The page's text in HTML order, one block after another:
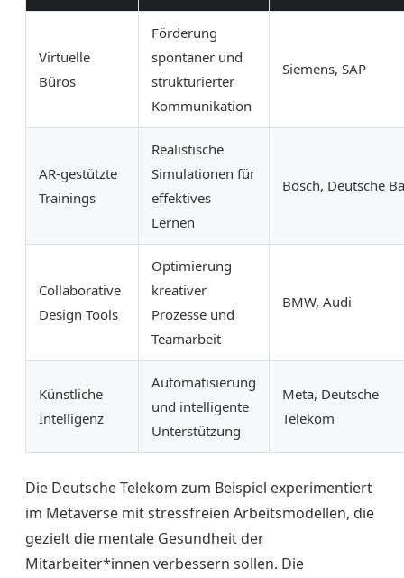
Virtuelle
Büros
Förderung
spontaner und
strukturierter
Kommunikation
Siemens, SAP
AR-gestützte
Trainings
Realistische
Simulationen für
effektives
Lernen
Bosch, Deutsche
Collaborative
Design Tools
Optimierung
kreativer
Prozesse und
Teamarbeit
BMW, Audi
Künstliche
Intelligenz
Automatisierung
und intelligente
Unterstützung
Meta, Deutsche
Telekom
Die Deutsche Telekom zum Beispiel experimentiert
im Metaverse mit stressfreien Arbeitsmodellen, die
gezielt die mentale Gesundheit der
Mitarbeiter*innen verbessern sollen. Die